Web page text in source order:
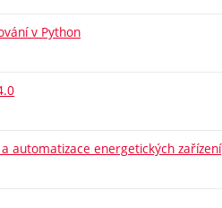
v Python
a automatizace energetických zařízení